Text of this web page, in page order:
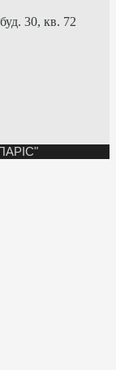
30, кв. 72